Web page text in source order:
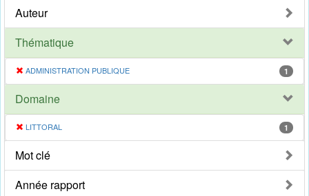
Auteur
Thématique
ADMINISTRATION PUBLIQUE 1
Domaine
LITTORAL 1
Mot clé
Année rapport